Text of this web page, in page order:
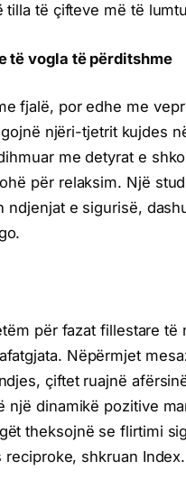
tilla të çifteve më të
të vogla të përditshme
fjalë, por edhe me
njëri-tjetrit kujdes
me detyrat e
për relaksim. Një
ndjenjat e sigurisë,
për fazat fillestare të
Nëpërmjet
çiftet ruajnë
një dinamikë pozitive
theksojnë se flirtimi
shkruan